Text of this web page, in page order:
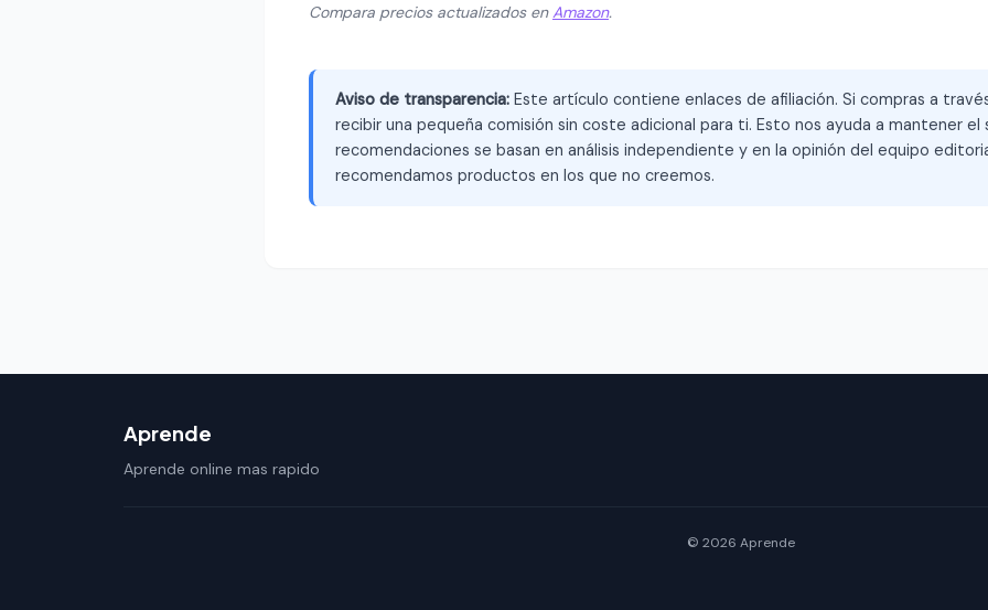
Compara precios actualizados enAmazon.
Aviso de transparencia: Este artículo contiene enlaces de afiliación. Si compras a
recibir una pequeña comisión sin coste adicional para ti. Esto nos ayuda a mantener el
recomendaciones se basan en análisis independiente y en la opinión del equipo
recomendamos productos en los que no creemos.
Aprende
Aprende online mas rapido
© 2026 Aprende